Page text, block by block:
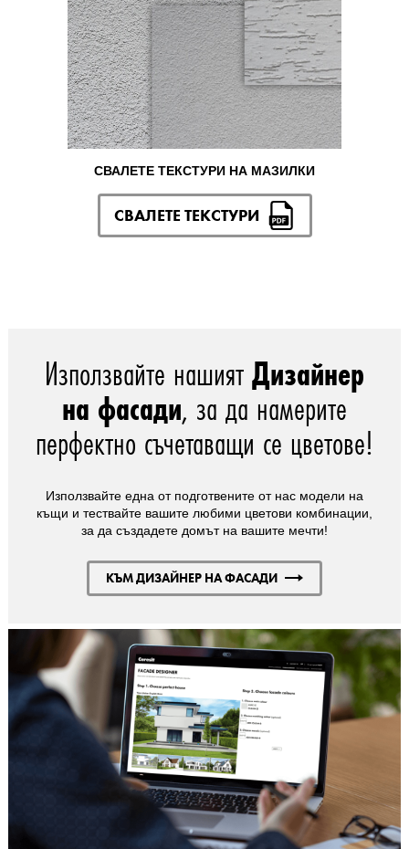
СВАЛЕТЕ ТЕКСТУРИ НА МАЗИЛКИ
СВАЛЕТЕ ТЕКСТУРИ
Използвайте нашиятДизайнер
на фасади, за да намерите
перфектно съчетаващи се цветове!
Използвайте една от подготвените от нас модели на
къщи и тествайте вашите любими цветови комбинации,
за да създадете домът на вашите мечти!
КЪМ ДИЗАЙНЕР НА ФАСАДИ